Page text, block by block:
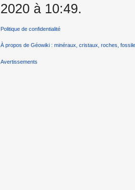
2020 à 10:49.
Politique de confidentialité
À propos de Géowiki : minéraux, cristaux, roches,
Avertissements